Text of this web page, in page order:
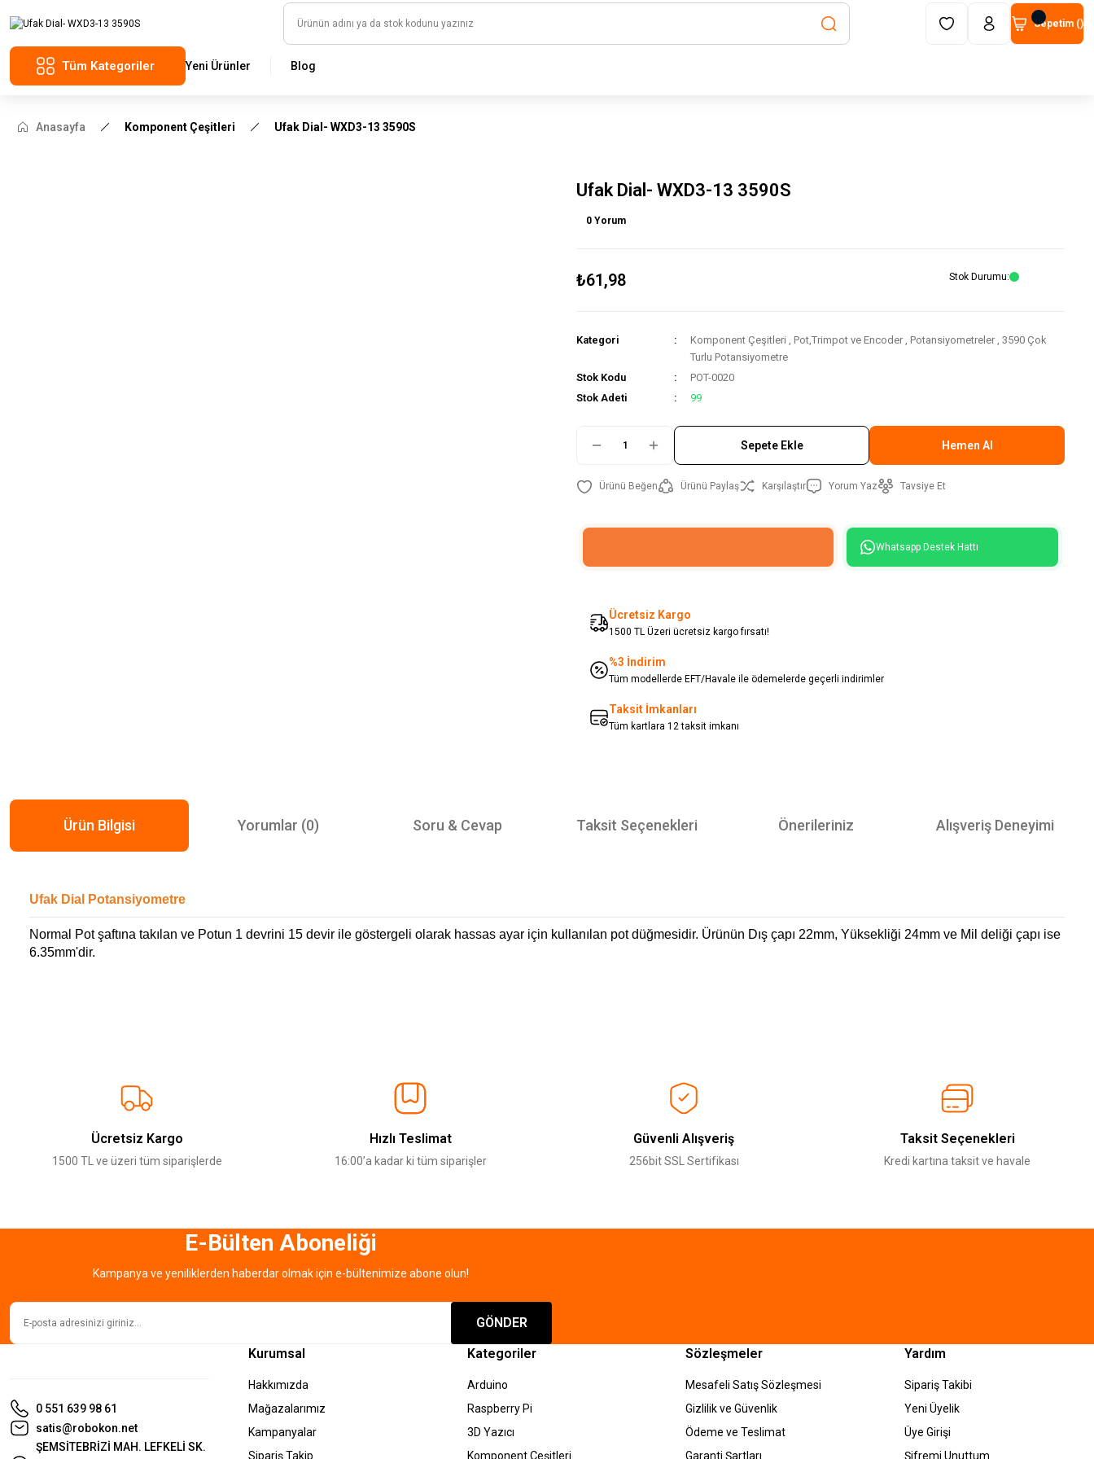
HAYAL ET - TASARLA - ÇALIŞTIR
Sepetim ()
Tüm Kategoriler Yeni Ürünler Blog
Anasayfa Komponent Çeşitleri Ufak Dial- WXD3-13 3590S
Ufak Dial- WXD3-13 3590S
0 Yorum
₺61,98 Stok Durumu
Kategori Komponent Çeşitleri , Pot,Trimpot ve Encoder , Potansiyometreler , 3590 Çok
Turlu Potansiyometre
Stok Kodu
POT-0020
Stok Adeti
99
Sepete Ekle Hemen Al
Ürünü Paylaş Karşılaştır Yorum Yaz Tavsiye Et
Whatsapp Destek Hattı
Ücretsiz Kargo
1500 TL Üzeri ücretsiz kargo fırsatı!
%3 İndirim
Tüm modellerde EFT/Havale ile ödemelerde geçerli indirimler
Taksit İmkanları
Tüm kartlara 12 taksit imkanı
Ürün Bilgisi Yorumlar (0) Soru & Cevap Taksit Seçenekleri Önerileriniz Alışveriş Deneyimi
Ufak Dial Potansiyometre
Normal Pot şaftına takılan ve Potun 1 devrini 15 devir ile göstergeli olarak hassas ayar için kullanılan pot düğmesidir. Ürünün Dış çapı 22mm, Yüksekliği 24mm ve Mil deliği çapı ise
6.35mm'dir.
Ürün resmi kalitesiz, bozuk veya görüntülenemiyor.
Ürün açıklamasında eksik bilgiler bulunuyor.
Ürün bilgilerinde hatalar bulunuyor.
Ücretsiz Kargo
1500 TL ve üzeri tüm siparişlerde
Hızlı Teslimat
16:00’a kadar ki tüm siparişler
Güvenli Alışveriş
256bit SSL Sertifikası
Taksit Seçenekleri
Kredi kartına taksit ve havale
E-Bülten Aboneliği
Kampanya ve yeniliklerden haberdar olmak için e-bültenimize abone olun!
GÖNDER
0 551 639 98 61
satis@robokon.net
ŞEMSİTEBRİZİ MAH. LEFKELİ SK.
Kurumsal
Hakkımızda
Mağazalarımız
Kampanyalar
Sipariş Takip
Kategoriler
Arduino
Raspberry Pi
3D Yazıcı
Komponent Çeşitleri
Sözleşmeler
Mesafeli Satış Sözleşmesi
Gizlilik ve Güvenlik
Ödeme ve Teslimat
Garanti Şartları
Yardım
Sipariş Takibi
Yeni Üyelik
Üye Girişi
Şifremi Unuttum